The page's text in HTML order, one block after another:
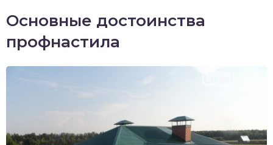
Основные достоинства
профнастила